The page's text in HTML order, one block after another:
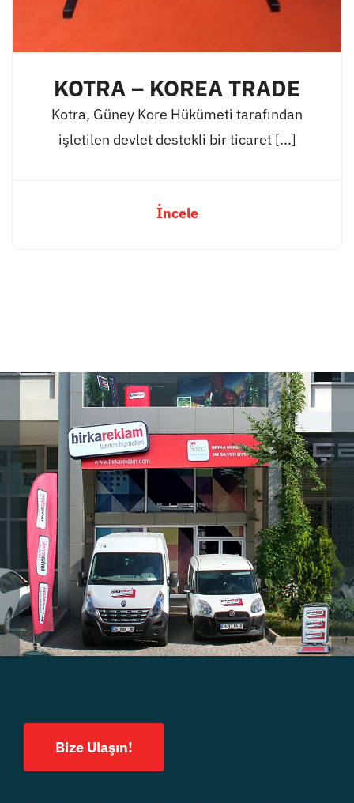
KOTRA – KOREA TRADE
Kotra, Güney Kore Hükümeti tarafından
işletilen devlet destekli bir ticaret [...]
İncele
Bize Ulaşın!